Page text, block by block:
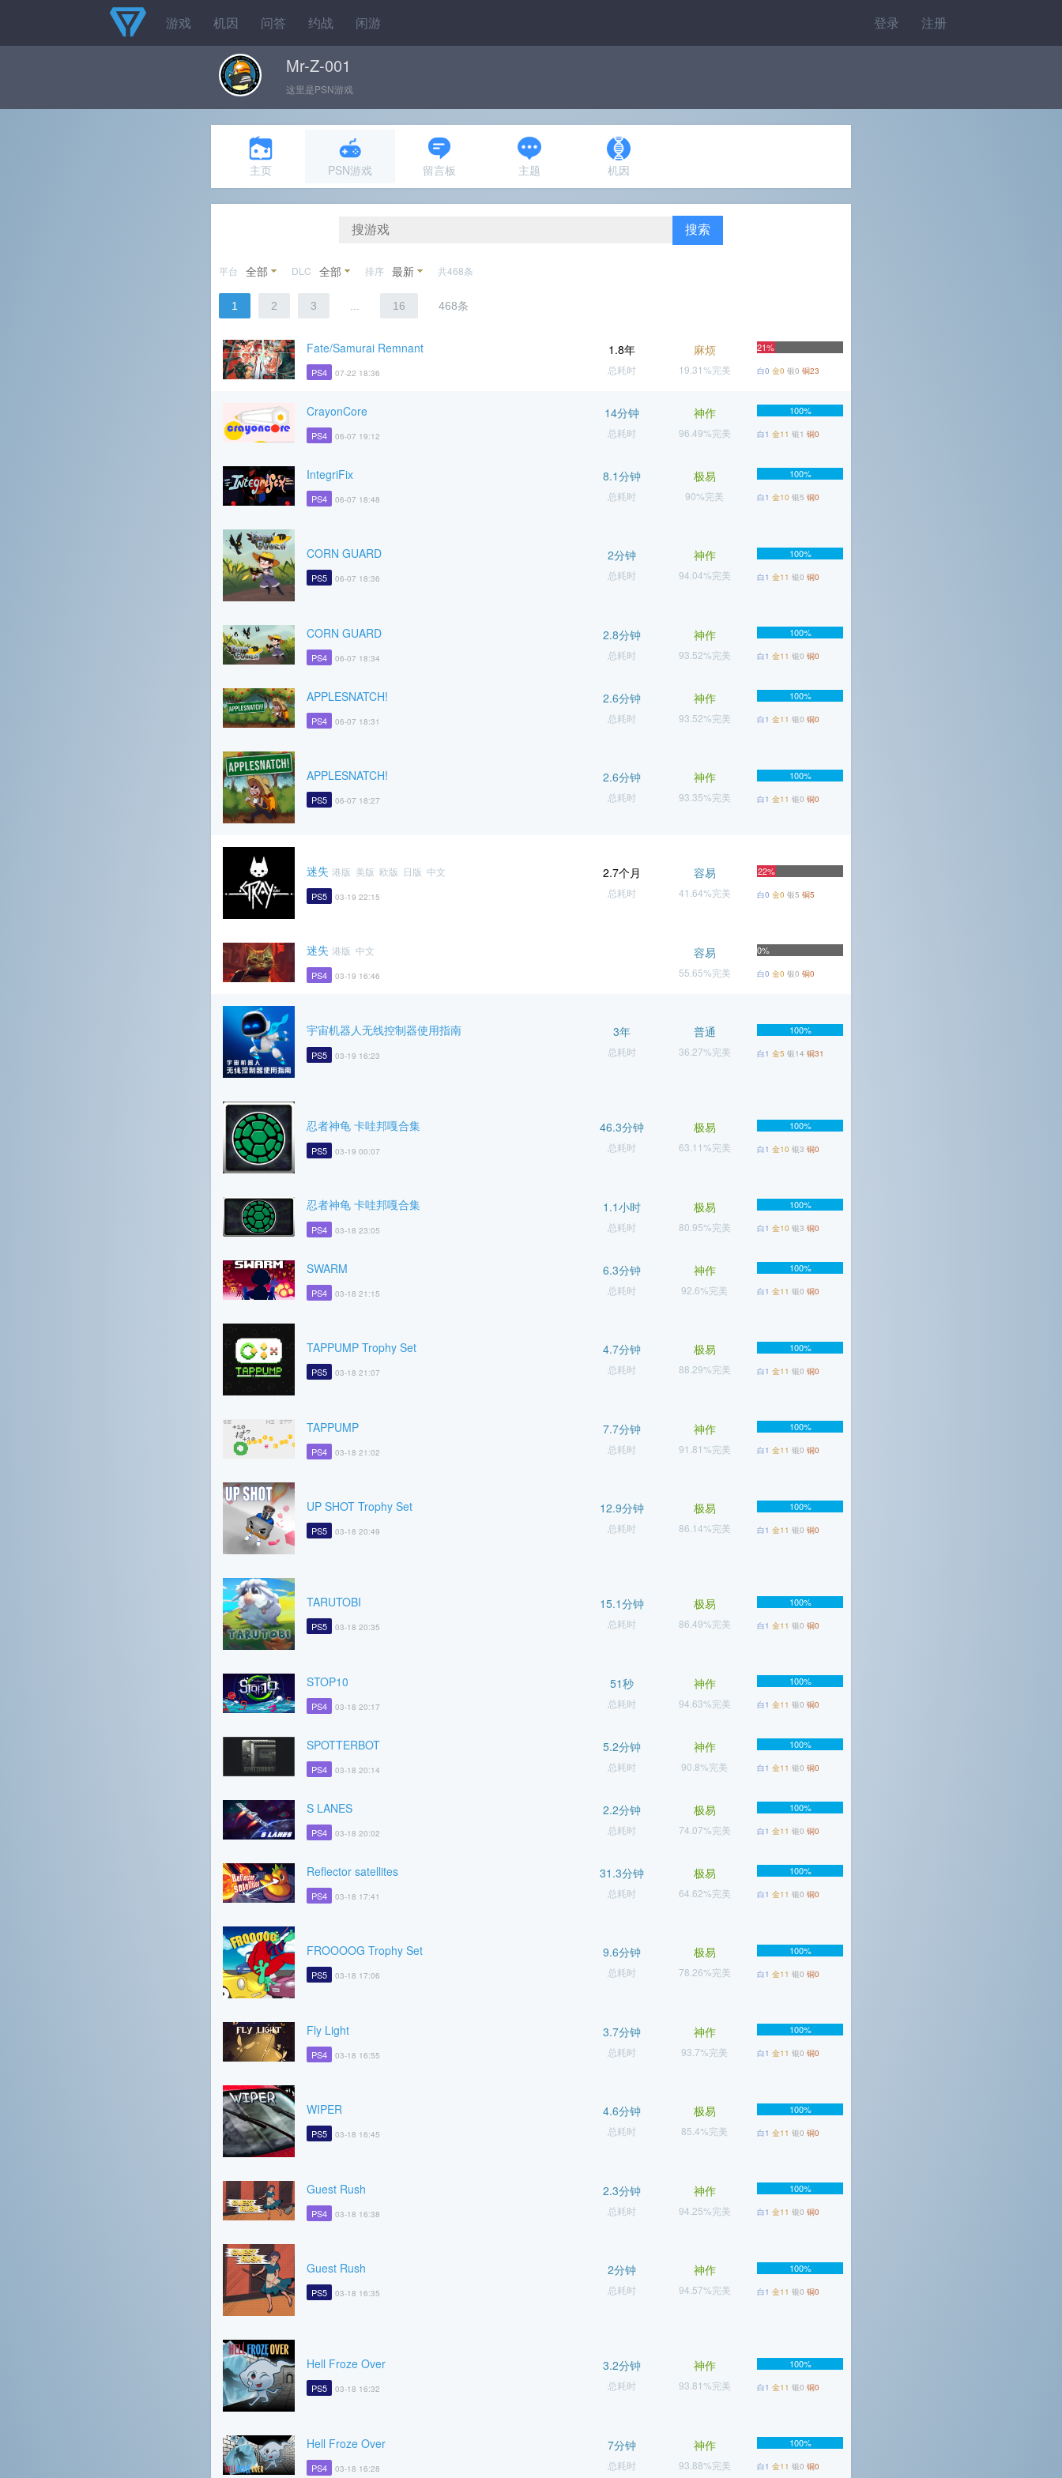
登录 注册
游戏 机因 问答 约战 闲游
Mr-Z-001
这里是PSN游戏
主页 PSN游戏 留言板 主题 机因
搜索
平台 全部 DLC 全部 排序 最新 共468条
1 2 3 16 468条
Fate/Samurai Remnant
PS4 07-22 18:36
1.8年
总耗时
麻烦
19.31%完美
21%
白0 金0 银0 铜23
CrayonCore
PS4 06-07 19:12
14分钟
总耗时
神作
96.49%完美
100%
白1 金11 银1 铜0
IntegriFix
PS4 06-07 18:48
8.1分钟
总耗时
极易
90%完美
100%
白1 金10 银5 铜0
CORN GUARD
PS5 06-07 18:36
2分钟
总耗时
神作
94.04%完美
100%
白1 金11 银0 铜0
CORN GUARD
PS4 06-07 18:34
2.8分钟
总耗时
神作
93.52%完美
100%
白1 金11 银0 铜0
APPLESNATCH!
PS4 06-07 18:31
2.6分钟
总耗时
神作
93.52%完美
100%
白1 金11 银0 铜0
APPLESNATCH!
PS5 06-07 18:27
2.6分钟
总耗时
神作
93.35%完美
100%
白1 金11 银0 铜0
迷失 港版 美版 欧版 日版 中文
PS5 03-19 22:15
2.7个月
总耗时
容易
41.64%完美
22%
白0 金0 银5 铜5
迷失 港版 中文
PS4 03-19 16:46
容易
55.65%完美
0%
白0 金0 银0 铜0
宇宙机器人无线控制器使用指南
PS5 03-19 16:23
3年
总耗时
普通
36.27%完美
100%
白1 金5 银14 铜31
忍者神龟 卡哇邦嘎合集
PS5 03-19 00:07
46.3分钟
总耗时
极易
63.11%完美
100%
白1 金10 银3 铜0
忍者神龟 卡哇邦嘎合集
PS4 03-18 23:05
1.1小时
总耗时
极易
80.95%完美
100%
白1 金10 银3 铜0
SWARM
PS4 03-18 21:15
6.3分钟
总耗时
神作
92.6%完美
100%
白1 金11 银0 铜0
TAPPUMP Trophy Set
PS5 03-18 21:07
4.7分钟
总耗时
极易
88.29%完美
100%
白1 金11 银0 铜0
TAPPUMP
PS4 03-18 21:02
7.7分钟
总耗时
神作
91.81%完美
100%
白1 金11 银0 铜0
UP SHOT Trophy Set
PS5 03-18 20:49
12.9分钟
总耗时
极易
86.14%完美
100%
白1 金11 银0 铜0
TARUTOBI
PS5 03-18 20:35
15.1分钟
总耗时
极易
86.49%完美
100%
白1 金11 银0 铜0
STOP10
PS4 03-18 20:17
51秒
总耗时
神作
94.63%完美
100%
白1 金11 银0 铜0
SPOTTERBOT
PS4 03-18 20:14
5.2分钟
总耗时
神作
90.8%完美
100%
白1 金11 银0 铜0
S LANES
PS4 03-18 20:02
2.2分钟
总耗时
极易
74.07%完美
100%
白1 金11 银0 铜0
Reflector satellites
PS4 03-18 17:41
31.3分钟
总耗时
极易
64.62%完美
100%
白1 金11 银0 铜0
FROOOOG Trophy Set
PS5 03-18 17:06
9.6分钟
总耗时
极易
78.26%完美
100%
白1 金11 银0 铜0
Fly Light
PS4 03-18 16:55
3.7分钟
总耗时
神作
93.7%完美
100%
白1 金11 银0 铜0
WIPER
PS5 03-18 16:45
4.6分钟
总耗时
极易
85.4%完美
100%
白1 金11 银0 铜0
Guest Rush
PS4 03-18 16:38
2.3分钟
总耗时
神作
94.25%完美
100%
白1 金11 银0 铜0
Guest Rush
PS5 03-18 16:35
2分钟
总耗时
神作
94.57%完美
100%
白1 金11 银0 铜0
Hell Froze Over
PS5 03-18 16:32
3.2分钟
总耗时
神作
93.81%完美
100%
白1 金11 银0 铜0
Hell Froze Over
PS4 03-18 16:28
7分钟
总耗时
神作
93.88%完美
100%
白1 金11 银0 铜0